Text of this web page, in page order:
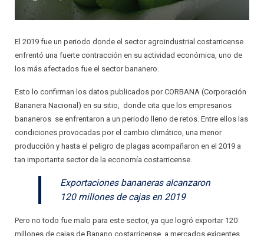
AISLANTES QUE DECORAN
CIELOS SUSPENDIDOS
PAREDES LIVIANAS
SOLUCIONES ACÚSTICAS
PROTECCIÓN PARA PISOS LAMINADOS
PROTECCIÓN PARA ALFOMBRAS
SISTEMAS DE AIRE ACONDICIONADO
JUNTAS DE EXPANSIÓN
AISLANTES DE BURBUJA
PRINCIPALES VENTAJAS ESTRATÉGICAS
RELACIONES COMERCIALES JUSTAS
GARANTÍA
CALIDAD
PROTECCIÓN AL CONSUMIDOR
SATISFACCIÓN AL CLIENTE
RESPALDO TÉCNICO
DISEÑO DE ESTRATEGIAS
DISEÑO DE SOLUCIONES PERSONALIZADAS
INSTALADOR
El 2019 fue un periodo donde el sector agroindustrial costarricense
enfrentó una fuerte contracción en su actividad económica, uno de
los más afectados fue el sector bananero.
Esto lo confirman los datos publicados por CORBANA (Corporación
Bananera Nacional) en su sitio, donde cita que los empresarios
bananeros se enfrentaron a un periodo lleno de retos. Entre ellos las
condiciones provocadas por el cambio climático, una menor
producción y hasta el peligro de plagas acompañaron en el 2019 a
tan importante sector de la economía costarricense.
Exportaciones bananeras alcanzaron
120 millones de cajas en 2019
Pero no todo fue malo para este sector, ya que logró exportar 120
millones de cajas de Banano costarricense a mercados exigentes